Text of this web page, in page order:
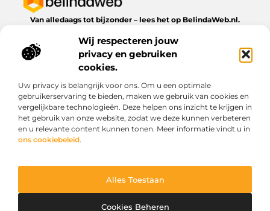
Wij respecteren jouw
privacy en gebruiken
cookies.
Uw privacy is belangrijk voor ons. Om u een optimale
gebruikerservaring te bieden, maken we gebruik van cookies en
vergelijkbare technologieën. Deze helpen ons inzicht te krijgen in
het gebruik van onze website, zodat we deze kunnen verbeteren
en u relevante content kunnen tonen. Meer informatie vindt u in
ons cookiebeleid.
Alles Toestaan
Cookies Beheren
Van alledaags tot bijzonder – lees het op BelindaWeb.nl.
dagelijks leven te bieden heeft.
Bericht categorie
Onze informatie
Cookiebeleid (EU)
@2025 www.belindaweb.nl. All Right Reserved.